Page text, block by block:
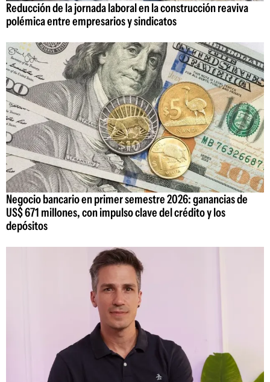
Reducción de la jornada laboral en la construcción reaviva
polémica entre empresarios y sindicatos
Negocio bancario en primer semestre 2026: ganancias de
US$ 671 millones, con impulso clave del crédito y los
depósitos